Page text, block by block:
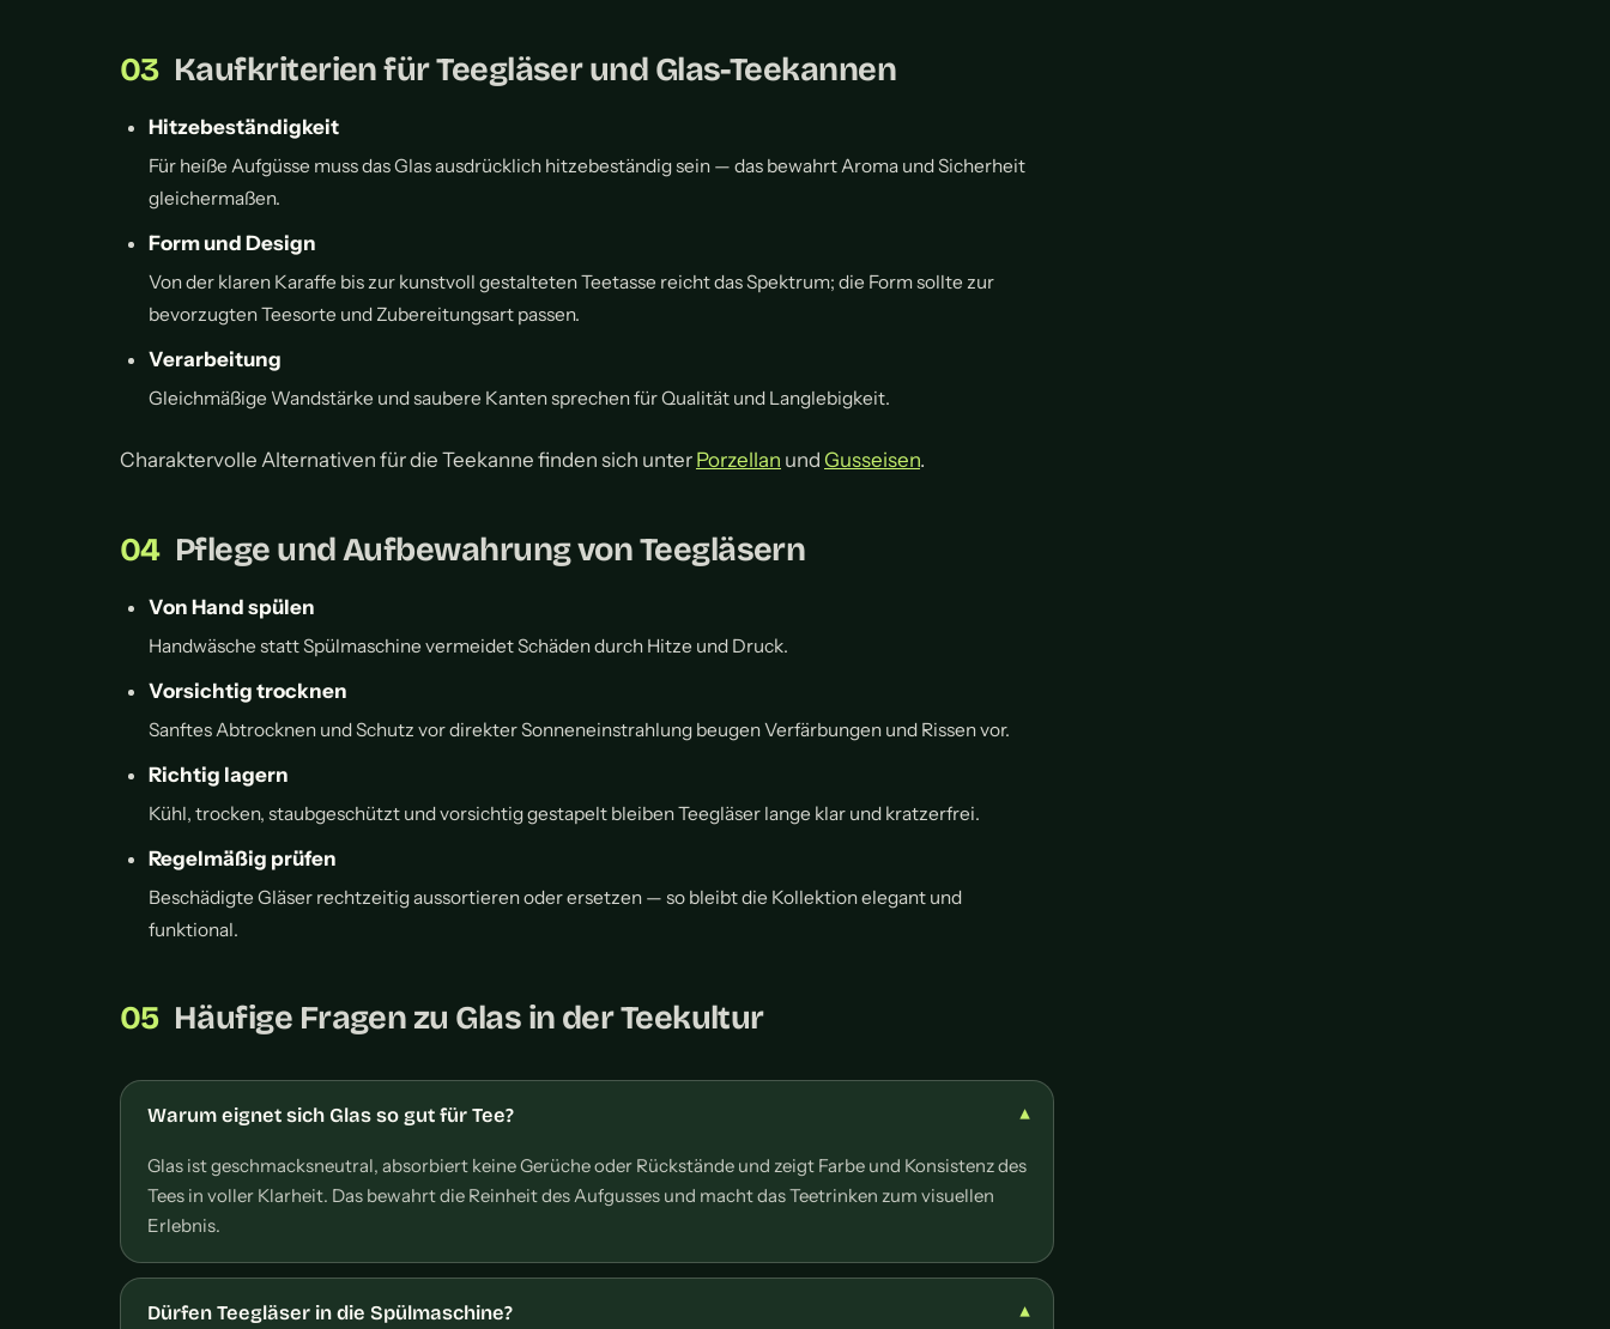
Kaufkriterien für Teegläser und Glas-Teekannen
Hitzebeständigkeit
Für heiße Aufgüsse muss das Glas ausdrücklich hitzebeständig sein — das bewahrt Aroma und Sicherheit
gleichermaßen.
Form und Design
Von der klaren Karaffe bis zur kunstvoll gestalteten Teetasse reicht das Spektrum; die Form sollte zur
bevorzugten Teesorte und Zubereitungsart passen.
Verarbeitung
Gleichmäßige Wandstärke und saubere Kanten sprechen für Qualität und Langlebigkeit.
Charaktervolle Alternativen für die Teekanne finden sich unter Porzellan und Gusseisen.
Pflege und Aufbewahrung von Teegläsern
Von Hand spülen
Handwäsche statt Spülmaschine vermeidet Schäden durch Hitze und Druck.
Vorsichtig trocknen
Sanftes Abtrocknen und Schutz vor direkter Sonneneinstrahlung beugen Verfärbungen und Rissen vor.
Richtig lagern
Kühl, trocken, staubgeschützt und vorsichtig gestapelt bleiben Teegläser lange klar und kratzerfrei.
Regelmäßig prüfen
Beschädigte Gläser rechtzeitig aussortieren oder ersetzen — so bleibt die Kollektion elegant und
funktional.
Häufige Fragen zu Glas in der Teekultur
Warum eignet sich Glas so gut für Tee?
Glas ist geschmacksneutral, absorbiert keine Gerüche oder Rückstände und zeigt Farbe und Konsistenz des
Tees in voller Klarheit. Das bewahrt die Reinheit des Aufgusses und macht das Teetrinken zum visuellen
Erlebnis.
Dürfen Teegläser in die Spülmaschine?